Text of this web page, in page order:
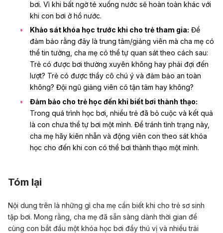
bơi. Vì khi bất ngờ té xuống nước sẽ hoàn toàn khác với
khi con bơi ở hồ nước.
Khảo sát khóa học trước khi cho trẻ tham gia: Để
đảm bảo rằng đây là trung tâm/giảng viên mà cha mẹ có
thể tin tưởng, cha mẹ có thể tự quan sát theo cách sau:
Trẻ có được bơi thường xuyên không hay phải đợi đến
lượt? Trẻ có được thầy cô chú ý và đảm bảo an toàn
không? Đội ngũ giảng viên có tận tâm hay không?
Đảm bảo cho trẻ học đến khi biết bơi thành thạo:
Trong quá trình học bơi, nhiều trẻ đã bỏ cuộc và kết quả
là con chưa thể tự bơi một mình. Để tránh tình trạng này,
cha mẹ hãy kiên nhẫn và động viên con theo sát khóa
học cho đến khi con có thể bơi thành thạo một mình.
Tóm lại
Nội dung trên là những gì cha mẹ cần biết khi cho trẻ sơ sinh
tập bơi. Mong rằng, cha mẹ đã sẵn sàng dành thời gian để
cùng con bắt đầu một khóa học bơi đầy thú vị và nhiều trải